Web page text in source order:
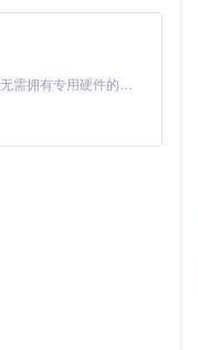
基于Python的Xiaozhi AI，适用于想要完整Xiaozhi体验而无需拥有专用硬件的用户。